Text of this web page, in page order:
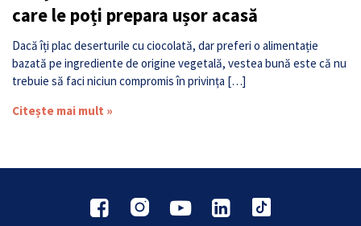
care le poți prepara ușor acasă
Dacă îți plac deserturile cu ciocolată, dar preferi o alimentație
bazată pe ingrediente de origine vegetală, vestea bună este că nu
trebuie să faci niciun compromis în privința […]
Citește mai mult »